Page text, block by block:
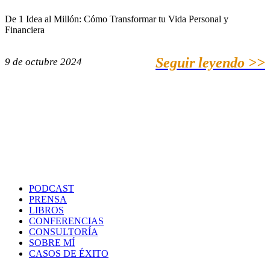
De 1 Idea al Millón: Cómo Transformar tu Vida Personal y
Financiera
9 de octubre 2024 Seguir leyendo >>
PODCAST
PRENSA
LIBROS
CONFERENCIAS
CONSULTORÍA
SOBRE MÍ
CASOS DE ÉXITO